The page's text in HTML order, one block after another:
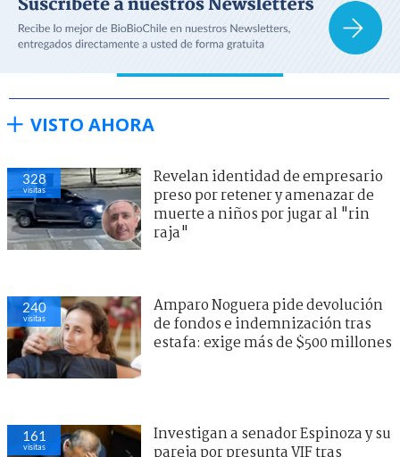
VISTO AHORA
328
visitas
Revelan identidad de empresario
preso por retener y amenazar de
muerte a niños por jugar al "rin
raja"
240
visitas
Amparo Noguera pide devolución
de fondos e indemnización tras
estafa: exige más de $500 millones
161
visitas
Investigan a senador Espinoza y su